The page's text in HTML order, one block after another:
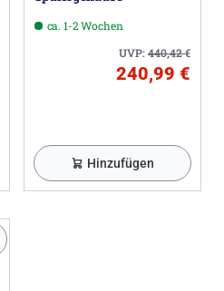
ca. 1-2 Wochen
UVP:440,42€
240,99 €
Hinzufügen